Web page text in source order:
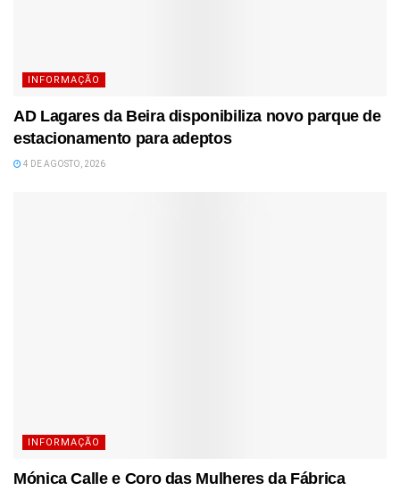
INFORMAÇÃO
AD Lagares da Beira disponibiliza novo parque de
estacionamento para adeptos
4 DE AGOSTO, 2026
INFORMAÇÃO
Mónica Calle e Coro das Mulheres da Fábrica